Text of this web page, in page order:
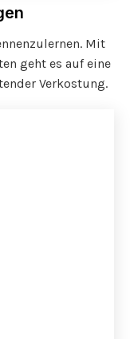
Mit
geht es auf eine
Verkostung.